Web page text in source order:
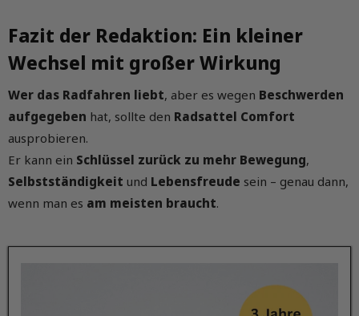
Fazit der Redaktion: Ein kleiner
Wechsel mit großer Wirkung
Wer das Radfahren liebt, aber es wegen Beschwerden
aufgegeben hat, sollte den Radsattel Comfort
ausprobieren.
Er kann ein Schlüssel zurück zu mehr Bewegung,
Selbstständigkeit und Lebensfreude sein – genau dann,
wenn man es am meisten braucht.